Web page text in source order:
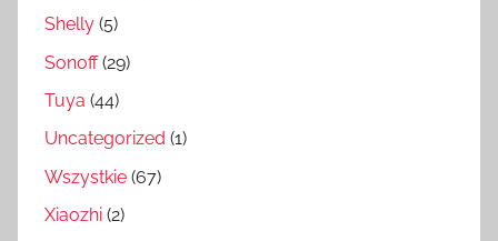
Shelly (5)
Sonoff(29)
Tuya (44)
Uncategorized (1)
Wszystkie (67)
Xiaozhi (2)